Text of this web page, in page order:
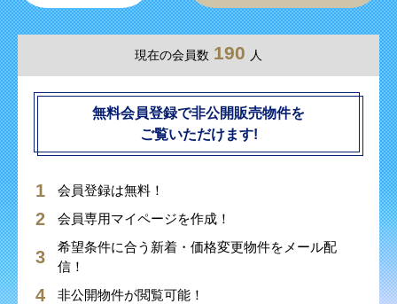
現在の会員数 190 人
無料会員登録で非公開販売物件を
ご覧いただけます!
会員登録は無料！
会員専用マイページを作成！
希望条件に合う新着・価格変更物件をメール配
信！
非公開物件が閲覧可能！